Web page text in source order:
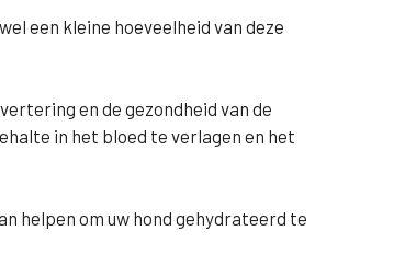
een kleine hoeveelheid van deze
en de gezondheid van de
in het bloed te verlagen en het
helpen om uw hond gehydrateerd te